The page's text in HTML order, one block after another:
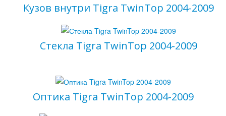
Кузов внутри Tigra TwinTop 2004-2009
Стекла Tigra TwinTop 2004-2009
Оптика Tigra TwinTop 2004-2009